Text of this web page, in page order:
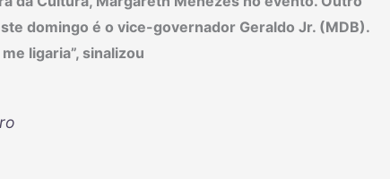
domingo é o vice-governador Geraldo Jr. (MDB).
ligaria”, sinalizou